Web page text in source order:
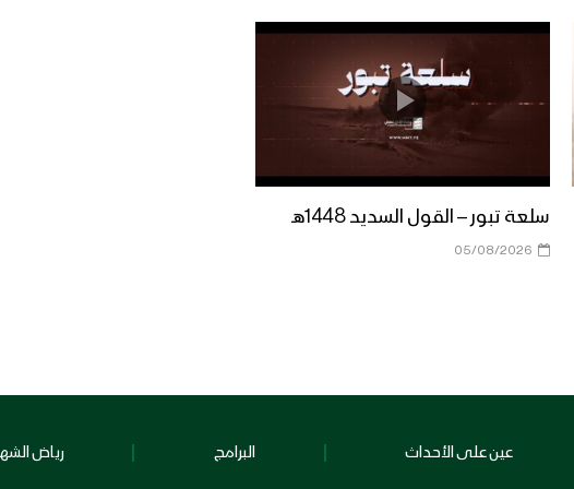
سلعة تبور – القول السديد 1448هـ
05/08/2026
عين على الأحداث البرامج رياض